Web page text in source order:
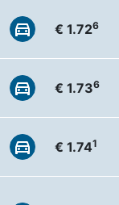
€ 1.726
€ 1.736
€ 1.741